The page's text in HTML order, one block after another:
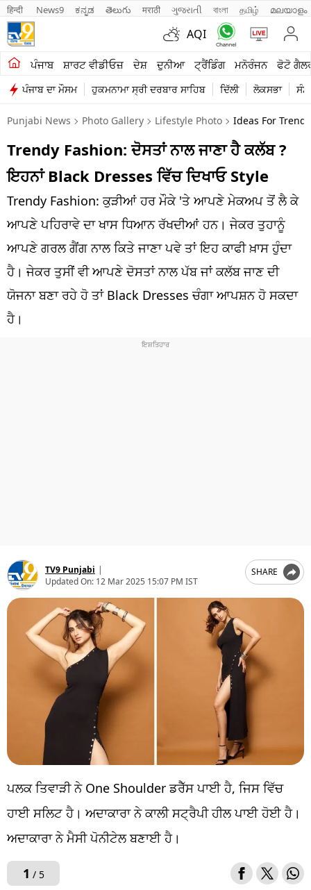
हिन्दी News9 ಕನ್ನಡ తెలుగు मराठी ગુજરાતી বাংলা தமிழ் മലയാളം
AQI
ਪੰਜਾਬ ਸ਼ਾਰਟ ਵੀਡੀਓਜ਼ ਦੇਸ਼ ਦੁਨੀਆ ਟ੍ਰੈਂਡਿੰਗ ਮਨੋਰੰਜਨ ਫੋਟੋ
ਪੰਜਾਬ ਦਾ ਮੌਸਮ ਹੁਕਮਨਾਮਾ ਸ੍ਰੀ ਦਰਬਾਰ ਸਾਹਿਬ ਦਿੱਲੀ ਲੋਕਸਭਾ
ਖੇਤੀਬਾੜੀ
ਸ਼ਾਰਟ ਵੀਡੀਓਜ਼
ਕਾਰੋਬਾਰ
ਕਰਿਅਰ
ਮਨੋਰੰਜਨ
ਦੇਸ਼
ਲਾਈਫ ਸਟਾਈਲ
ਪੰਜਾਬ
ਧਰਮ
Punjabi News Photo Gallery Lifestyle Photo Ideas For
Trendy Fashion: ਦੋਸਤਾਂ ਨਾਲ ਜਾਣਾ ਹੈ ਕਲੱਬ ?
ਇਹਨਾਂ Black Dresses ਵਿੱਚ ਦਿਖਾਓ Style
Trendy Fashion: ਕੁੜੀਆਂ ਹਰ ਮੌਕੇ 'ਤੇ ਆਪਣੇ ਮੇਕਅਪ ਤੋਂ ਲੈ ਕੇ
ਆਪਣੇ ਪਹਿਰਾਵੇ ਦਾ ਖਾਸ ਧਿਆਨ ਰੱਖਦੀਆਂ ਹਨ। ਜੇਕਰ ਤੁਹਾਨੂੰ
ਆਪਣੇ ਗਰਲ ਗੈਂਗ ਨਾਲ ਕਿਤੇ ਜਾਣਾ ਪਵੇ ਤਾਂ ਇਹ ਕਾਫੀ ਖ਼ਾਸ ਹੁੰਦਾ
ਹੈ। ਜੇਕਰ ਤੁਸੀਂ ਵੀ ਆਪਣੇ ਦੋਸਤਾਂ ਨਾਲ ਪੱਬ ਜਾਂ ਕਲੱਬ ਜਾਣ ਦੀ
ਯੋਜਨਾ ਬਣਾ ਰਹੇ ਹੋ ਤਾਂ Black Dresses ਚੰਗਾ ਆਪਸ਼ਨ ਹੋ ਸਕਦਾ
ਹੈ।
TV9 Punjabi |
Updated On: 12 Mar 2025 15:07 PM IST
SHARE
ਪਲਕ ਤਿਵਾੜੀ ਨੇ One Shoulder ਡਰੈੱਸ ਪਾਈ ਹੈ, ਜਿਸ ਵਿੱਚ
ਹਾਈ ਸਲਿਟ ਹੈ। ਅਦਾਕਾਰਾ ਨੇ ਕਾਲੀ ਸਟ੍ਰੈਪੀ ਹੀਲ ਪਾਈ ਹੋਈ ਹੈ।
ਅਦਾਕਾਰਾ ਨੇ ਮੈਸੀ ਪੋਨੀਟੇਲ ਬਣਾਈ ਹੈ।
1 / 5